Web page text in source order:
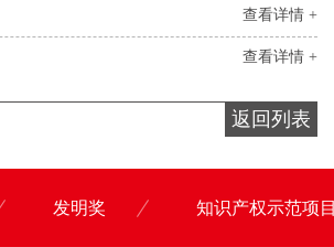
查看详情 +
查看详情 +
返回列表
发明奖 知识产权示范项目